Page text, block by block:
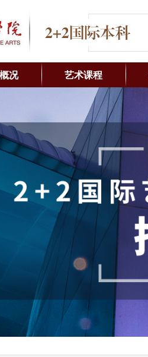
况 艺术课程